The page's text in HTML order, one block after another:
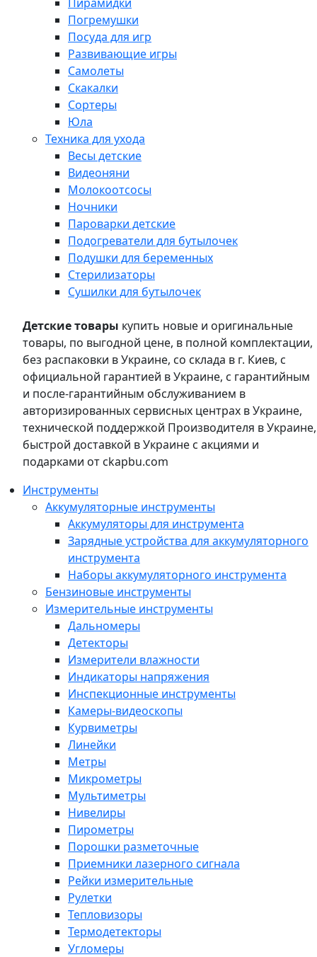
Погремушки
Посуда для игр
Развивающие игры
Самолеты
Скакалки
Сортеры
Юла
Техника для ухода
Весы детские
Видеоняни
Молокоотсосы
Ночники
Пароварки детские
Подогреватели для бутылочек
Подушки для беременных
Стерилизаторы
Сушилки для бутылочек
Детские товары купить новые и оригинальные
товары, по выгодной цене, в полной комплектации,
без распаковки в Украине, со склада в г. Киев, с
официальной гарантией в Украине, с гарантийным
и после-гарантийным обслуживанием в
авторизированных сервисных центрах в Украине,
технической поддержкой Производителя в Украине,
быстрой доставкой в Украине с акциями и
подарками от ckapbu.com
Инструменты
Аккумуляторные инструменты
Аккумуляторы для инструмента
Зарядные устройства для аккумуляторного
инструмента
Наборы аккумуляторного инструмента
Бензиновые инструменты
Измерительные инструменты
Дальномеры
Детекторы
Измерители влажности
Индикаторы напряжения
Инспекционные инструменты
Камеры-видеоскопы
Курвиметры
Линейки
Метры
Микрометры
Мультиметры
Нивелиры
Пирометры
Порошки разметочные
Приемники лазерного сигнала
Рейки измерительные
Рулетки
Тепловизоры
Термодетекторы
Угломеры